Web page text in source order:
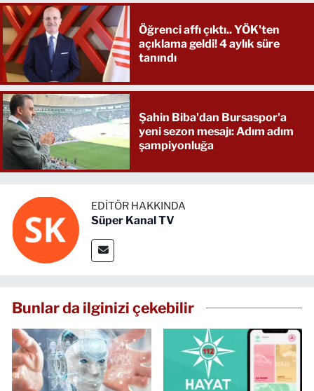
Öğrenci affı çıktı.. YÖK'ten
açıklama geldi! 4 aylık süre
tanındı
Şahin Biba'dan Bursaspor'a
yeni sezon mesajı: Adım adım
şampiyonluğa
EDITÖR HAKKINDA
Süper Kanal TV
Bunlar da ilginizi çekebilir